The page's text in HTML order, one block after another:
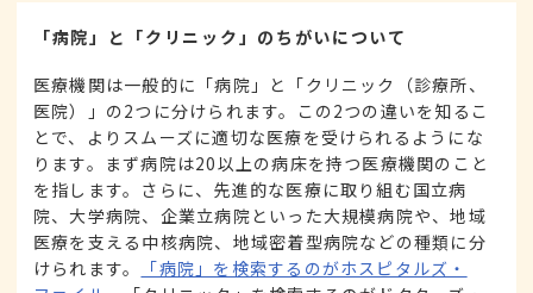
「病院」と「クリニック」のちがいについて
医療機関は一般的に「病院」と「クリニック（診療所、
医院）」の2つに分けられます。この2つの違いを知るこ
とで、よりスムーズに適切な医療を受けられるようにな
ります。まず病院は20以上の病床を持つ医療機関のこと
を指します。さらに、先進的な医療に取り組む国立病
院、大学病院、企業立病院といった大規模病院や、地域
医療を支える中核病院、地域密着型病院などの種類に分
けられます。
「病院」を検索するのがホスピタルズ・